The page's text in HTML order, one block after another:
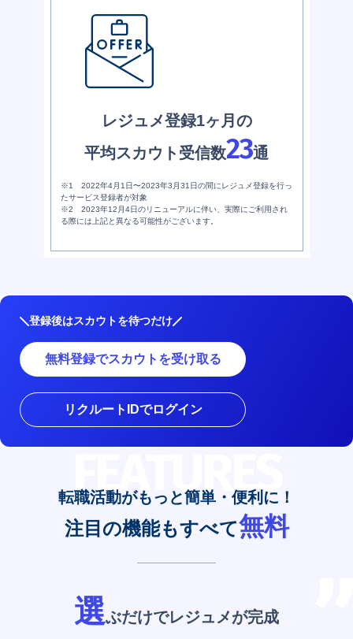
レジュメ登録1ヶ月の
平均スカウト受信数23通
※1 2022年4月1日〜2023年3月31日の間にレジュメ登録を行っ
たサービス登録者が対象
※2 2023年12月4日のリニューアルに伴い、実際にご利用され
る際には上記と異なる可能性がございます。
登録後はスカウトを待つだけ
無料登録でスカウトを受け取る
リクルートIDでログイン
FEATURES
転職活動がもっと簡単・便利に！
注目の機能もすべて無料
選ぶだけでレジュメが完成